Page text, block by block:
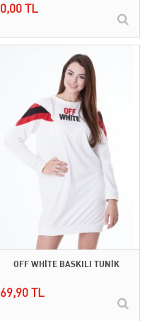
0,00 TL
OFF WHİTE BASKILI TUNİK
69,90 TL